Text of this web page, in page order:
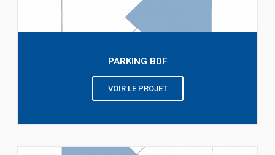
PARKING BDF
VOIR LE PROJET